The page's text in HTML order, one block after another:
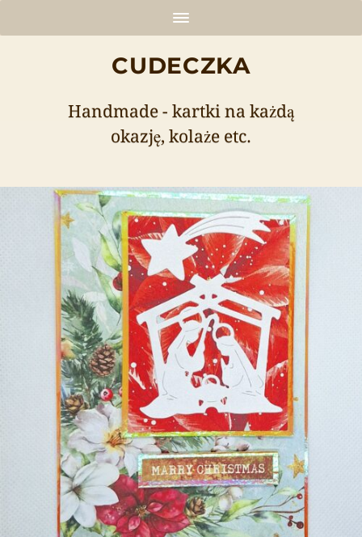
CUDECZKA
Handmade - kartki na każdą
okazję, kolaże etc.